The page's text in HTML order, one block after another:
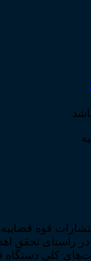
قوه
۵۸۸۴ از سال ۱۳۸۰ در
کلی دستگاه